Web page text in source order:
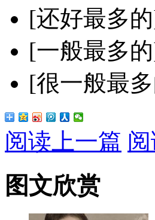
[还好最多
[一般最多
[很一般最
阅读上一篇
图文欣赏